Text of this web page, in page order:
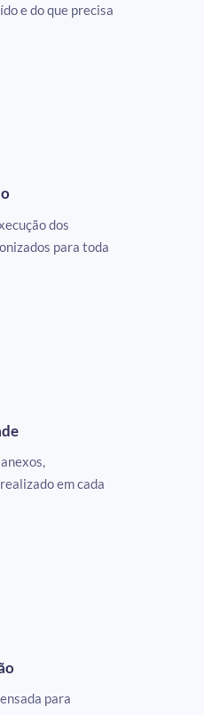
e do que precisa
dos
para toda
em cada
para